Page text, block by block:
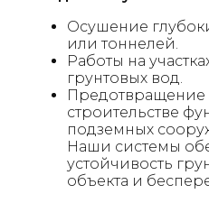
Осушение
или тоннелей.
Работы на
грунтовых вод.
Предотвращение
строительстве
подземных
Наши системы
устойчивость
объекта и